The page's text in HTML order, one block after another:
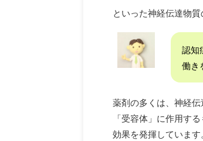
といった神経伝達物質
認知
働き
薬剤の多くは、神経
「受容体」に作用す
効果を発揮しています。